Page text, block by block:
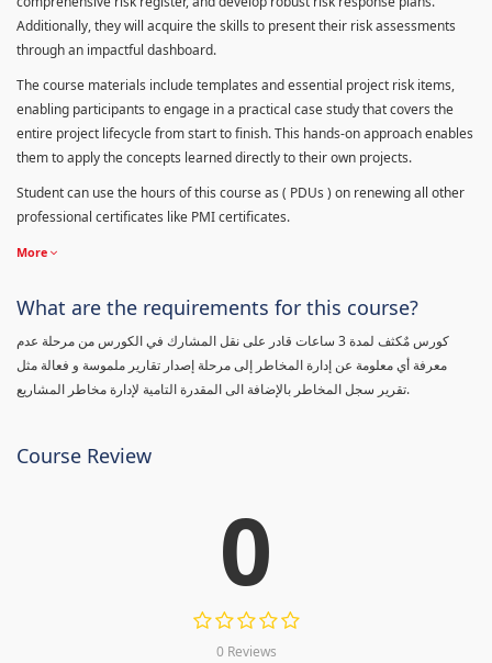
Additionally, they will acquire the skills to present their risk assessments
through an impactful dashboard.
The course materials include templates and essential project risk items,
enabling participants to engage in a practical case study that covers the
entire project lifecycle from start to finish. This hands-on approach enables
them to apply the concepts learned directly to their own projects.
Student can use the hours of this course as ( PDUs ) on renewing all other
professional certificates like PMI certificates.
More
What are the requirements for this course?
كورس مٌكثف لمدة 3 ساعات قادر على نقل المشارك في الكورس من مرحلة عدم
معرفة أي معلومة عن إدارة المخاطر إلى مرحلة إصدار تقارير ملموسة و فعالة مثل
تقرير سجل المخاطر بالإضافة الى المقدرة التامية لإدارة مخاطر المشاريع.
Course Review
0
0 Reviews